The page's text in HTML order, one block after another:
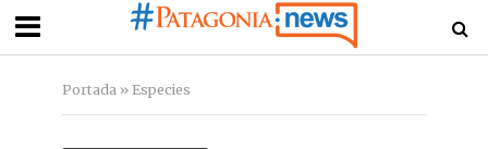
Portada» Especies